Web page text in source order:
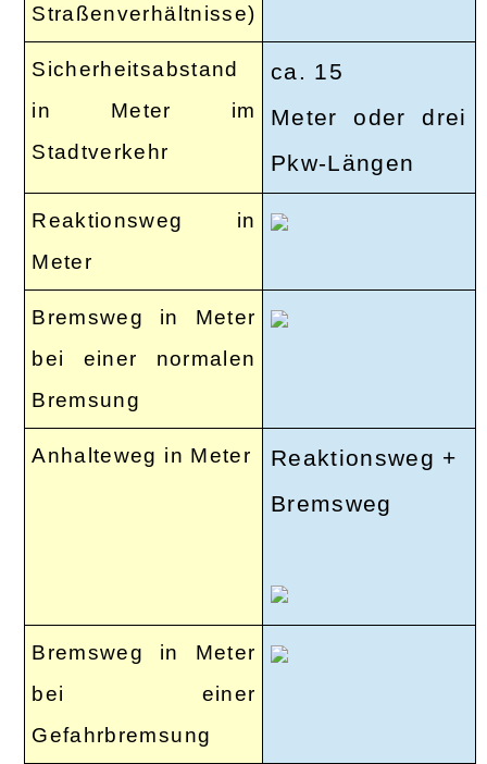
Straßenverhältnisse)
Sicherheitsabstand
in Meter im
Stadtverkehr
ca. 15
Meter oder drei
Pkw-Längen
Reaktionsweg in
Meter
Bremsweg in Meter
bei einer normalen
Bremsung
Anhalteweg in Meter
Reaktionsweg +
Bremsweg
Bremsweg in Meter
bei einer
Gefahrbremsung